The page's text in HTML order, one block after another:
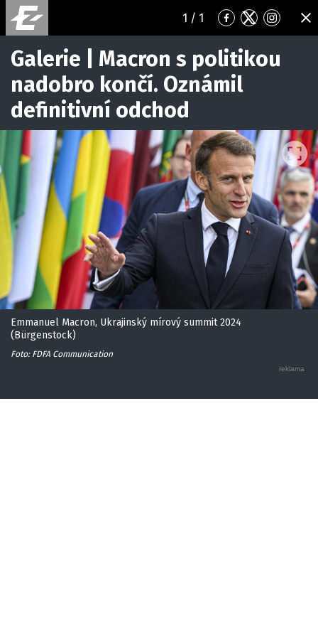
1 / 1
Přejít
na
Facebook
Přejít
na
Twitter
Přejít
na
Galerie | Macron s politikou
nadobro končí. Oznámil
definitivní odchod
Emmanuel Macron, Ukrajinský mírový summit 2024
(Bürgenstock)
Foto: FDFA Communication